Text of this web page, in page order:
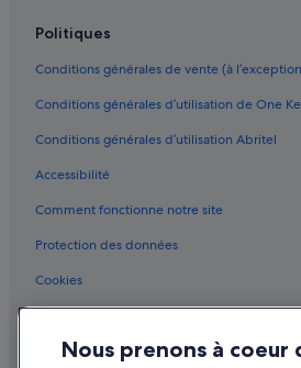
Politiques
Conditions générales de vente (à
Conditions générales d’utilisation de One
Conditions générales d’utilisation Abritel
Accessibilité
Comment fonctionne notre site
Protection des données
Cookies
Conditions générales d'utilisation
Mentions légales / Nous contacter
Nous prenons à